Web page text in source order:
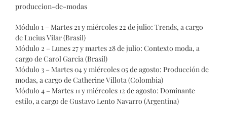
produccion-de-modas
Módulo 1 – Martes 21 y miércoles 22 de julio: Trends, a cargo
de Lucius Vilar (Brasil)
Módulo 2 – Lunes 27 y martes 28 de julio: Contexto moda, a
cargo de Carol Garcia (Brasil)
Módulo 3 – Martes 04 y miércoles 05 de agosto: Producción de
modas, a cargo de Catherine Villota (Colombia)
Módulo 4 – Martes 11 y miércoles 12 de agosto: Dominante
estilo, a cargo de Gustavo Lento Navarro (Argentina)